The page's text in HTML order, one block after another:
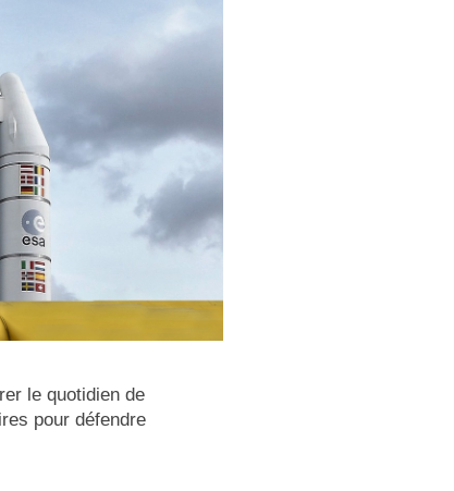
le quotidien de
pour défendre